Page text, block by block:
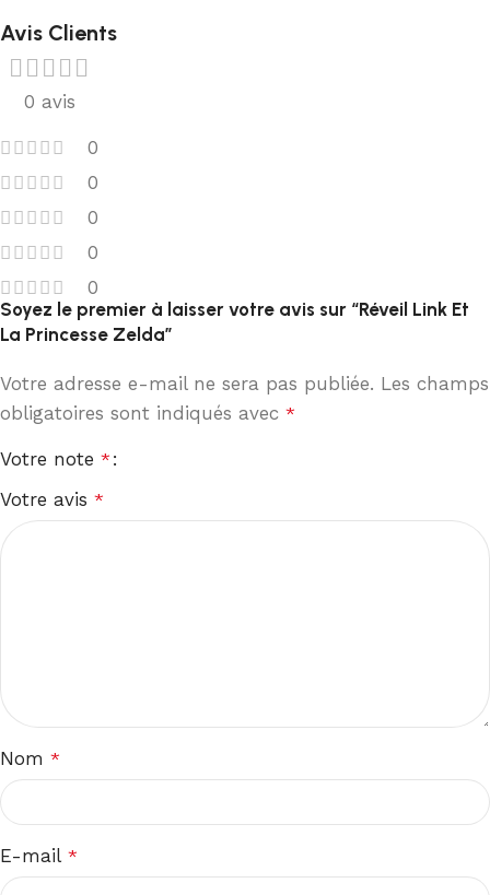
Avis Clients
0 avis
0
0
0
0
0
Soyez le premier à laisser votre avis sur “Réveil Link Et
La Princesse Zelda”
Votre adresse e-mail ne sera pas publiée. Les champs
obligatoires sont indiqués avec *
Votre note *
Votre avis *
Nom *
E-mail *